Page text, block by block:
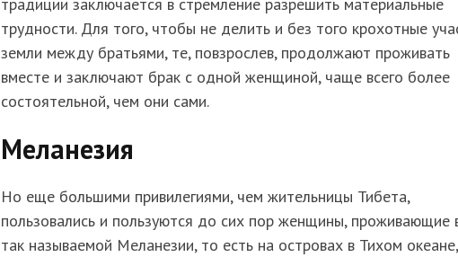
трудности. Для того, чтобы не делить и без того крохотные
земли между братьями, те, повзрослев, продолжают проживать
вместе и заключают брак с одной женщиной, чаще всего более
состоятельной, чем они сами.
Меланезия
Но еще большими привилегиями, чем жительницы Тибета,
пользовались и пользуются до сих пор женщины, проживающие
так называемой Меланезии, то есть на островах в Тихом океане,